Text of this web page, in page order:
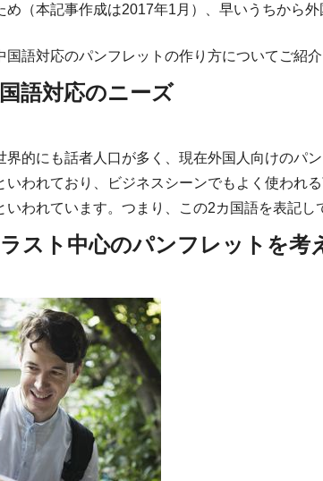
め（本記事作成は2017年1月）、早いうちから
国語対応のパンフレットの作り方についてご紹介
語対応のニーズ
界的にも話者人口が多く、現在外国人向けのパ
いわれており、ビジネスシーンでもよく使わ
いわれています。つまり、この2カ国語を表記
スト中心のパンフレットを考